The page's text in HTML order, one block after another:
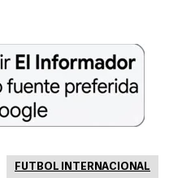
FUTBOL INTERNACIONAL